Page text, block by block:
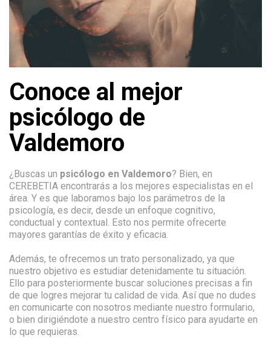
Conoce al mejor
psicólogo de
Valdemoro
¿Buscas un psicólogo en Valdemoro? Bien, en
CEREBETIA encontrarás a los mejores especialistas en el
área. Y es que laboramos bajo los parámetros de la
psicología, es decir, desde un enfoque cognitivo,
conductual y contextual. Esto nos permite ofrecerte
mayores garantías de éxito y eficacia.
Además, te ofrecemos un trato personalizado, ya que
nuestro objetivo es estudiar detenidamente tu situación.
Ello para posteriormente buscar soluciones precisas a fin
de que logres mejorar tu calidad de vida. Así que no dudes
en comunicarte con nosotros mediante nuestro formulario,
o bien dirigiéndote a nuestro centro físico para ayudarte en
lo que requieras.